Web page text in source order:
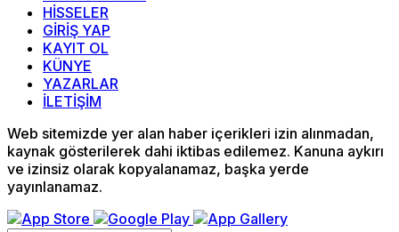
HİSSELER
GİRİŞ YAP
KAYIT OL
KÜNYE
YAZARLAR
İLETİŞİM
Web sitemizde yer alan haber içerikleri izin alınmadan,
kaynak gösterilerek dahi iktibas edilemez. Kanuna aykırı
ve izinsiz olarak kopyalanamaz, başka yerde
yayınlanamaz.